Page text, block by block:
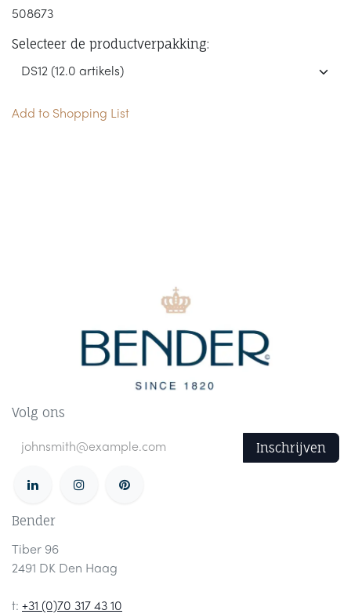
508673
Selecteer de productverpakking:
Add to Shopping List
Volg ons
Inschrijven
Bender
Tiber 96
2491 DK Den Haag
t: +31 (0)70 317 43 10